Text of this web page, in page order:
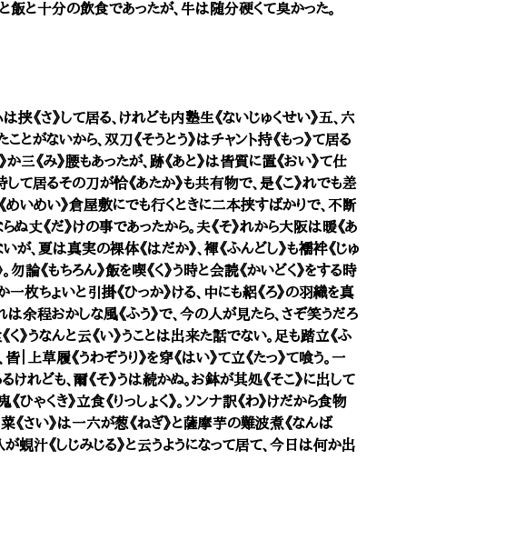
飯と十分の飲食であったが、牛は随分硬くて臭かった。
さ》して居る、けれども内塾生《ないじゅくせい》五、六
がないから、双刀《そうとう》はチャント持《もっ》て居る
か三《み》腰もあったが、跡《あと》は皆質に置《おい》て仕
して居るその刀が恰《あたか》も共有物で、是《こ》れでも差
めいめい》倉屋敷にでも行くときに二本挟すばかりで、不断
ぬ丈《だ》けの事であったから。夫《そ》れから大阪は暖《あ
、夏は真実の裸体《はだか》、褌《ふんどし》も襦袢《じゅ
勿論《もちろん》飯を喫《く》う時と会読《かいどく》をする時
枚ちょいと引掛《ひっか》ける、中にも絽《ろ》の羽織を真
余程おかしな風《ふう》で、今の人が見たら、さぞ笑うだろ
く》うなんと云《い》うことは出来た話でない。足も踏立《ふ
｜上草履《うわぞうり》を穿《はい》て立《たっ》て喰う。一
けれども、爾《そ》うは続かぬ。お鉢が其処《そこ》に出して
ひゃくき》立食《りっしょく》。ソンナ訳《わ》けだから食物
菜《さい》は一六が葱《ねぎ》と薩摩芋の難波煮《なんば
が蜆汁《しじみじる》と云うようになって居て、今日は何か出